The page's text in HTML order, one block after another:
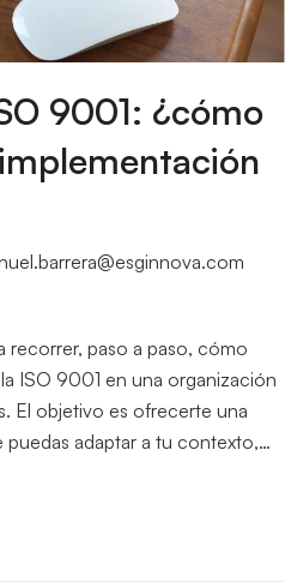
9001: ¿cómo
recorrer, paso a paso, cómo
ISO 9001 en una organización
El objetivo es ofrecerte una
adaptar a tu contexto,…